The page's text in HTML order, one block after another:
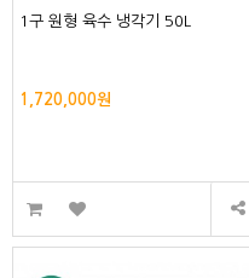
1구 원형 육수 냉각기 50L
1,720,000원